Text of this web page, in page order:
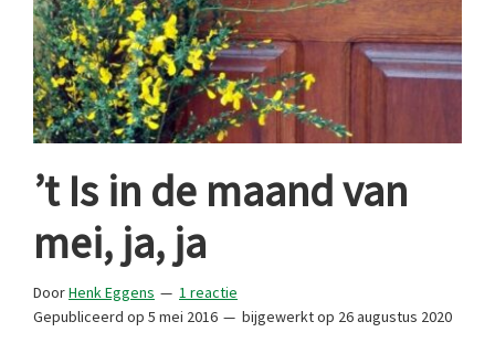
’t Is in de maand van
mei, ja, ja
DoorHenk Eggens
1 reactie
Gepubliceerd op 5 mei 2016 bijgewerkt op 26 augustus 2020